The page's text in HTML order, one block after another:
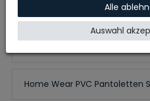
Home Wear PVC Pantoletten
Home Wear PVC Pantoletten
Alle
Auswahl